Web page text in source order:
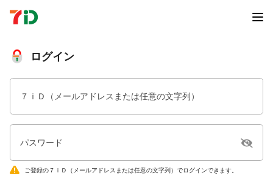
ログイン
７ｉＤ（メールアドレスまたは任意の文字列）
パスワード
ご登録の７ｉＤ（メールアドレスまたは任意の文字列）でログインできます。